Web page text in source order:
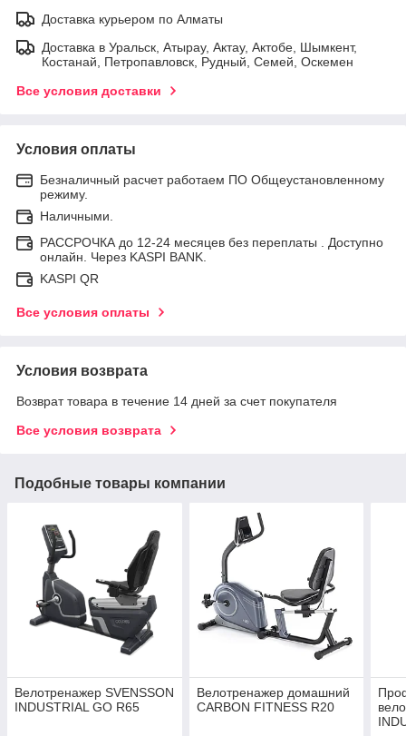
Доставка курьером по Алматы
Доставка в Уральск, Атырау, Актау, Актобе, Шымкент,
Костанай, Петропавловск, Рудный, Семей, Оскемен
Все условия доставки
Условия оплаты
Безналичный расчет работаем ПО Общеустановленному
режиму.
Наличными.
РАССРОЧКА до 12-24 месяцев без переплаты . Доступно
онлайн. Через KASPI BANK.
KASPI QR
Все условия оплаты
Условия возврата
Возврат товара в течение 14 дней за счет покупателя
Все условия возврата
Подобные товары компании
Велотренажер SVENSSON
INDUSTRIAL GO R65
Велотренажер домашний
CARBON FITNESS R20